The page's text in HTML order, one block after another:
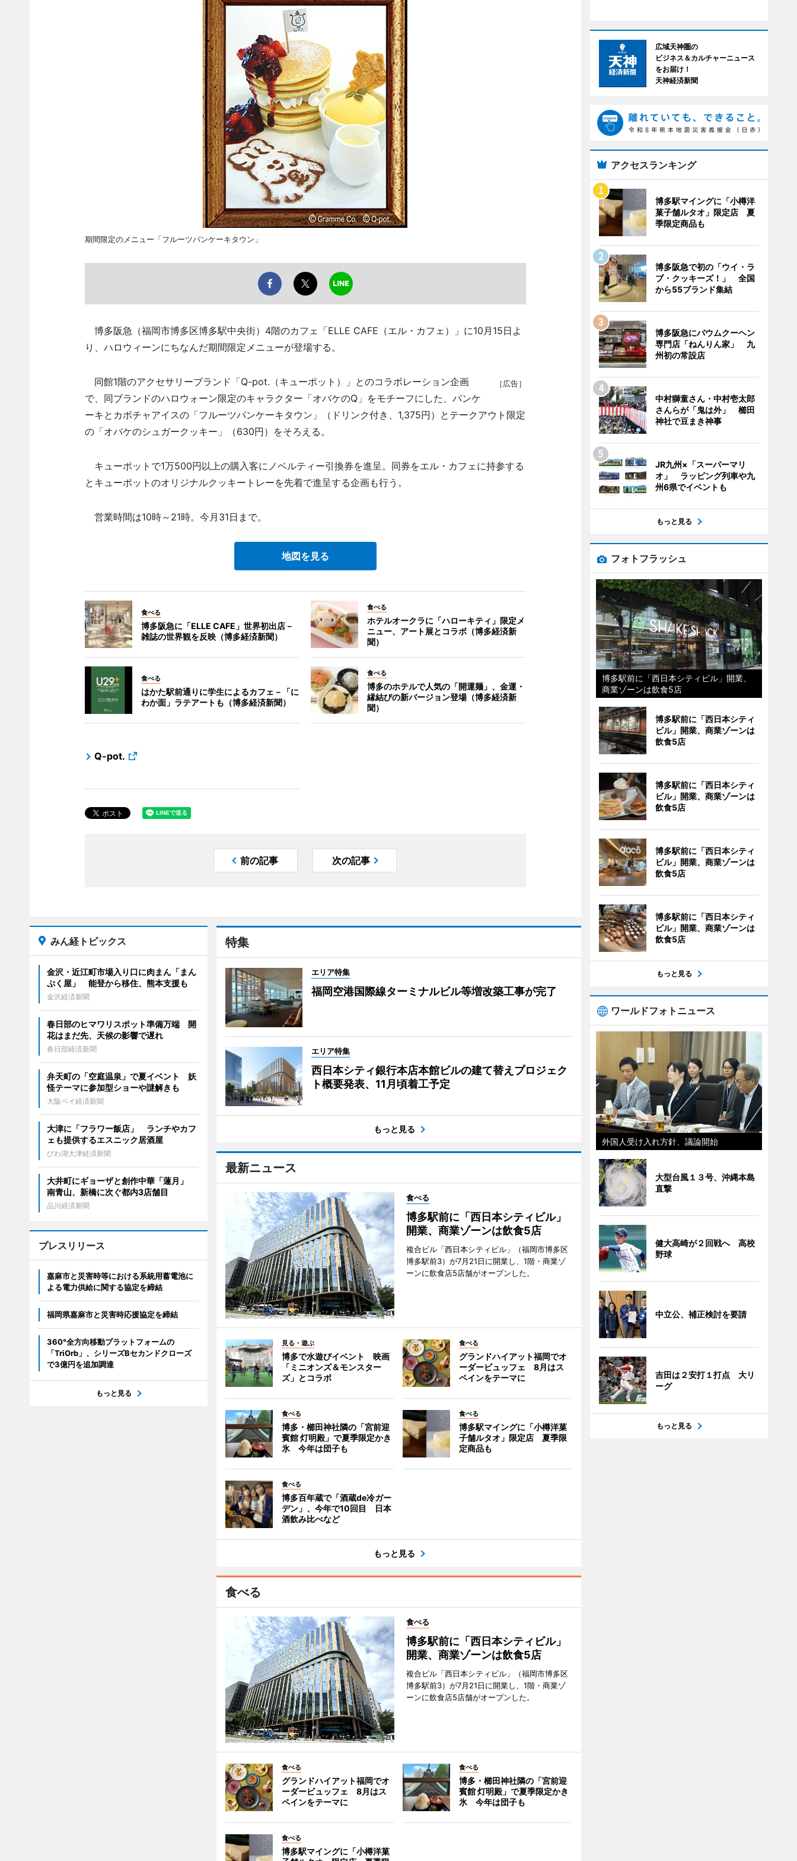
期間限定のメニュー「フルーツパンケーキタウン」
博多阪急（福岡市博多区博多駅中央街）4階のカフェ「ELLE CAFE（エル・カフェ）」に10月15日よ
り、ハロウィーンにちなんだ期間限定メニューが登場する。
［広告］
同館1階のアクセサリーブランド「Q-pot.（キューポット）」とのコラボレーション企画
で、同ブランドのハロウォーン限定のキャラクター「オバケのQ」をモチーフにした、パンケ
ーキとカボチャアイスの「フルーツパンケーキタウン」（ドリンク付き、1,375円）とテークアウト限定
の「オバケのシュガークッキー」（630円）をそろえる。
キューポットで1万500円以上の購入客にノベルティー引換券を進呈。同券をエル・カフェに持参する
とキューポットのオリジナルクッキートレーを先着で進呈する企画も行う。
営業時間は10時～21時。今月31日まで。
地図を見る
食べる
博多阪急に「ELLE CAFE」世界初出店－
雑誌の世界観を反映（博多経済新聞）
食べる
ホテルオークラに「ハローキティ」限定メ
ニュー、アート展とコラボ（博多経済新
聞）
食べる
はかた駅前通りに学生によるカフェ－「に
わか面」ラテアートも（博多経済新聞）
食べる
博多のホテルで人気の「開運麺」、金運・
縁結びの新バージョン登場（博多経済新
聞）
Q-pot.
前の記事 次の記事
特集
エリア特集
福岡空港国際線ターミナルビル等増改築工事が完了
エリア特集
西日本シティ銀行本店本館ビルの建て替えプロジェク
ト概要発表、11月頃着工予定
もっと見る
最新ニュース
食べる
博多駅前に「西日本シティビル」
開業、商業ゾーンは飲食5店
複合ビル「西日本シティビル」（福岡市博多区
博多駅前3）が7月21日に開業し、1階・商業ゾ
ーンに飲食店5店舗がオープンした。
見る・遊ぶ
博多で水遊びイベント 映画
「ミニオンズ＆モンスター
ズ」とコラボ
食べる
グランドハイアット福岡でオ
ーダービュッフェ 8月はス
ペインをテーマに
食べる
博多・櫛田神社隣の「宮前迎
賓館 灯明殿」で夏季限定かき
氷 今年は団子も
食べる
博多駅マイングに「小樽洋菓
子舗ルタオ」限定店 夏季限
定商品も
食べる
博多百年蔵で「酒蔵de冷ガー
デン」、今年で10回目 日本
酒飲み比べなど
もっと見る
食べる
食べる
博多駅前に「西日本シティビル」
開業、商業ゾーンは飲食5店
複合ビル「西日本シティビル」（福岡市博多区
博多駅前3）が7月21日に開業し、1階・商業ゾ
ーンに飲食店5店舗がオープンした。
食べる
グランドハイアット福岡でオ
ーダービュッフェ 8月はス
ペインをテーマに
食べる
博多・櫛田神社隣の「宮前迎
賓館 灯明殿」で夏季限定かき
氷 今年は団子も
食べる
博多駅マイングに「小樽洋菓
みん経トピックス
金沢・近江町市場入り口に肉まん「まん
ぷく屋」 能登から移住、熊本支援も
金沢経済新聞
春日部のヒマワリスポット準備万端 開
花はまだ先、天候の影響で遅れ
春日部経済新聞
弁天町の「空庭温泉」で夏イベント 妖
怪テーマに参加型ショーや謎解きも
大阪ベイ経済新聞
大津に「フラワー飯店」 ランチやカフ
ェも提供するエスニック居酒屋
びわ湖大津経済新聞
大井町にギョーザと創作中華「蓮月」
南青山、新橋に次ぐ都内3店舗目
品川経済新聞
プレスリリース
嘉麻市と災害時等における系統用蓄電池に
よる電力供給に関する協定を締結
福岡県嘉麻市と災害時応援協定を締結
360°全方向移動プラットフォームの
「TriOrb」、シリーズBセカンドクローズ
で3億円を追加調達
もっと見る
広域天神圏の
ビジネス＆カルチャーニュース
をお届け！
天神経済新聞
アクセスランキング
博多駅マイングに「小樽洋
菓子舗ルタオ」限定店 夏
季限定商品も
博多阪急で初の「ウイ・ラ
ブ・クッキーズ！」 全国
から55ブランド集結
博多阪急にバウムクーヘン
専門店「ねんりん家」 九
州初の常設店
中村獅童さん・中村壱太郎
さんらが「鬼は外」 櫛田
神社で豆まき神事
JR九州×「スーパーマリ
オ」 ラッピング列車や九
州6県でイベントも
もっと見る
フォトフラッシュ
博多駅前に「西日本シティビル」開業、
商業ゾーンは飲食5店
博多駅前に「西日本シティ
ビル」開業、商業ゾーンは
飲食5店
博多駅前に「西日本シティ
ビル」開業、商業ゾーンは
飲食5店
博多駅前に「西日本シティ
ビル」開業、商業ゾーンは
飲食5店
博多駅前に「西日本シティ
ビル」開業、商業ゾーンは
飲食5店
もっと見る
ワールドフォトニュース
外国人受け入れ方針、議論開始
大型台風１３号、沖縄本島
直撃
健大高崎が２回戦へ 高校
野球
中立公、補正検討を要請
吉田は２安打１打点 大リ
ーグ
もっと見る